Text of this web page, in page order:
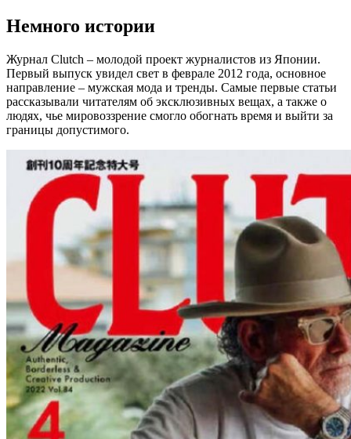
Немного истории
Журнал Clutch – молодой проект журналистов из Японии.
Первый выпуск увидел свет в феврале 2012 года, основное
направление – мужская мода и тренды. Самые первые статьи
рассказывали читателям об эксклюзивных вещах, а также о
людях, чье мировоззрение смогло обогнать время и выйти за
границы допустимого.